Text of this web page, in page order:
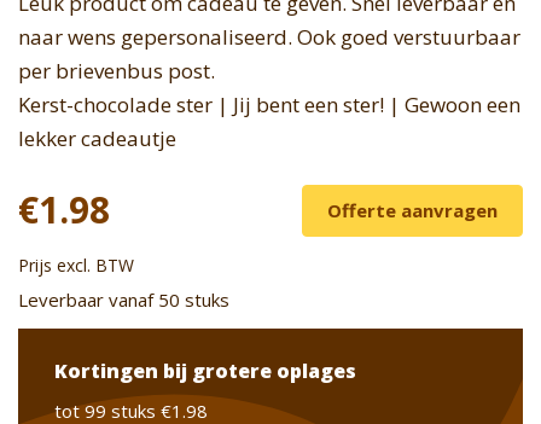
naar wens gepersonaliseerd. Ook goed verstuurbaar
per brievenbus post.
Kerst-chocolade ster | Jij bent een ster! | Gewoon een
lekker cadeautje
€1.98 Offerte aanvragen
Prijs excl. BTW
Leverbaar vanaf 50 stuks
Kortingen bij grotere oplages
tot 99 stuks €1.98